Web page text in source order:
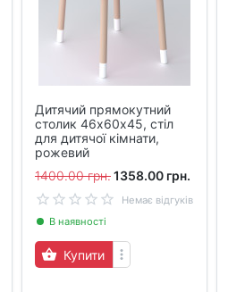
Дитячий прямокутний
столик 46х60х45, стіл
для дитячої кімнати,
рожевий
1400.00 грн.1358.00 грн.
Немає відгуків
В наявності
Купити